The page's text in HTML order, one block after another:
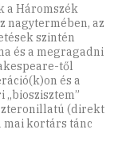
a Háromszék
nagytermében, az
szintén
és a megragadni
től
és a
„bioszisztem”
(direkt
mai kortárs tánc